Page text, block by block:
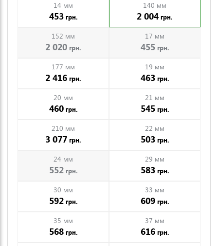
14 мм
453грн.
140 мм
2 004 грн.
152 мм
2 020 грн.
17 мм
455грн.
177 мм
2 416 грн.
19 мм
463грн.
20 мм
460грн.
21 мм
545грн.
210 мм
3 077 грн.
22 мм
503грн.
24 мм
552грн.
29 мм
583грн.
30 мм
592грн.
33 мм
609грн.
35 мм
568грн.
37 мм
616грн.